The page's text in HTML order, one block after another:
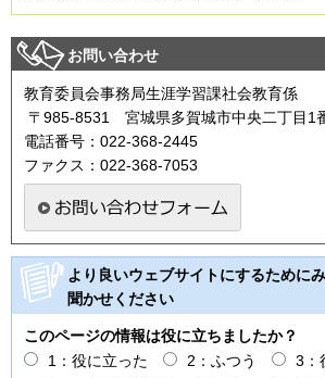
お問い合わせ
教育委員会事務局生涯学習課社会教育係
〒985-8531 宮城県多賀城市中央二丁目1
電話番号：022-368-2445
ファクス：022-368-7053
より良いウェブサイトにするために
聞かせください
このページの情報は役に立ちましたか？
1：役に立った
2：ふつう
3：